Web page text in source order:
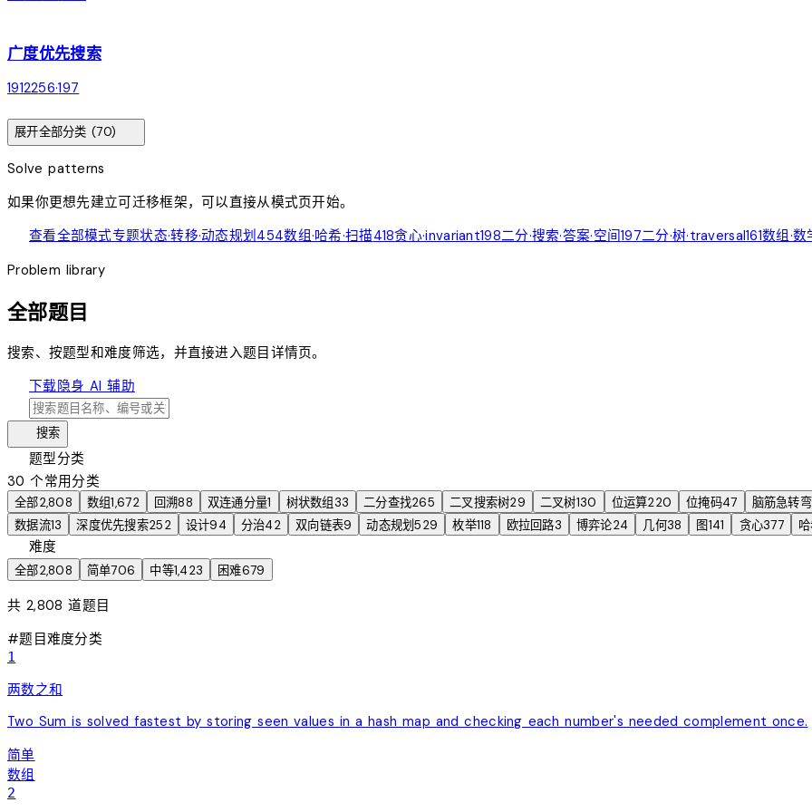
广度优先搜索
1912256·197
展开全部分类 (70)
Solve patterns
如果你更想先建立可迁移框架，可以直接从模式页开始。
查看全部模式专题状态·转移·动态规划454数组·哈希·扫描418贪心·invariant198二分·搜索·答案·空间197二分·树·traversal161数组·数
Problem library
全部题目
搜索、按题型和难度筛选，并直接进入题目详情页。
下载隐身 AI 辅助
搜索
题型分类
30 个常用分类
全部2,808 数组1,672 回溯88 双连通分量1 树状数组 33 二分查找265 二叉搜索树29 二叉树130 位运算220 位掩码47 脑筋急转弯
数据流13 深度优先搜索252 设计94 分治42 双向链表9 动态规划529 枚举118 欧拉回路3 博弈论24 几何38 图141 贪心377
难度
全部2,808 简单706 中等1,423 困难679
共2,808 道题目
#题目难度分类
1
两数之和
Two Sum is solved fastest by storing seen values in a hash map and checking each number's needed complement once.
简单
数组
2